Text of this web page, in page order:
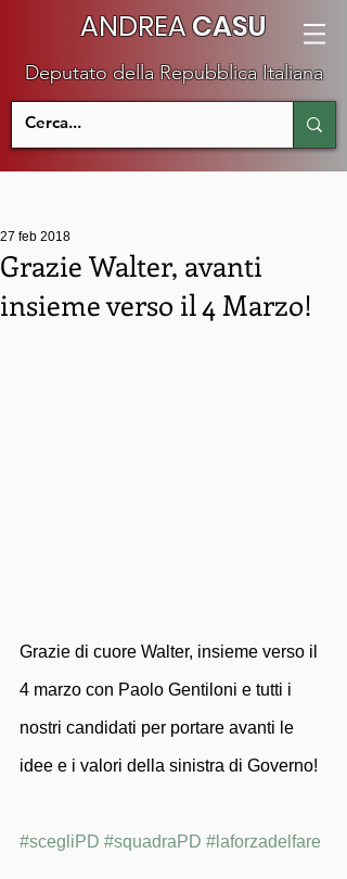
ANDREACASU
Deputato della Repubblica Italiana
Grazie Walter, avanti
insieme verso il 4 Marzo!
27 feb 2018
Grazie di cuore Walter, insieme verso il
4 marzo con Paolo Gentiloni e tutti i
nostri candidati per portare avanti le
idee e i valori della sinistra di Governo!
#scegliPD #squadraPD #laforzadelfare